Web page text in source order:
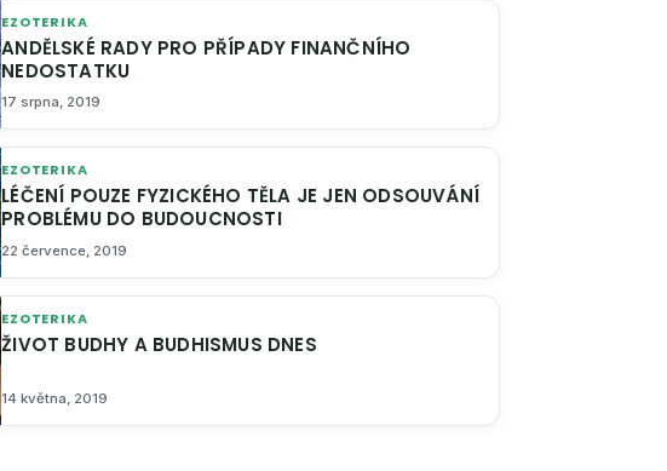
EZOTERIKA
ANDĚLSKÉ RADY PRO PŘÍPADY FINANČNÍHO
NEDOSTATKU
17 srpna, 2019
EZOTERIKA
LÉČENÍ POUZE FYZICKÉHO TĚLA JE JEN ODSOUVÁNÍ
PROBLÉMU DO BUDOUCNOSTI
22 července, 2019
EZOTERIKA
ŽIVOT BUDHY A BUDHISMUS DNES
14 května, 2019